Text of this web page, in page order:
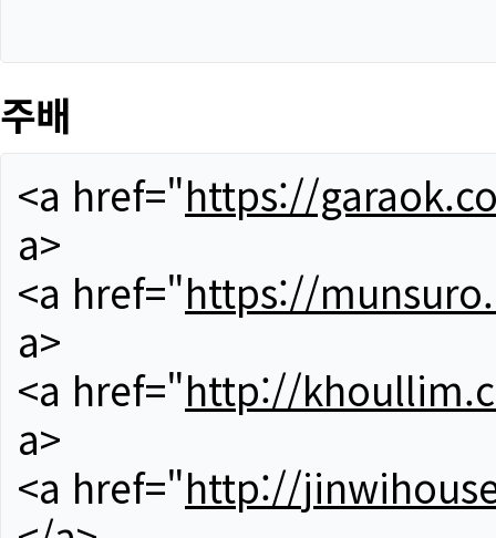
주배
<a href="https://
a>
<a href="https://
a>
<a href="http://
a>
<a href="http://